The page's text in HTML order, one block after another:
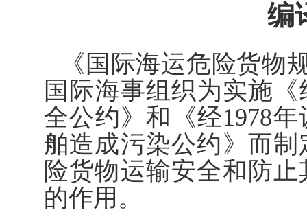
编
《国际海运危险货物
国际海事组织为实施
全公约》和《经1978
舶造成污染公约》而
险货物运输安全和防
的作用。